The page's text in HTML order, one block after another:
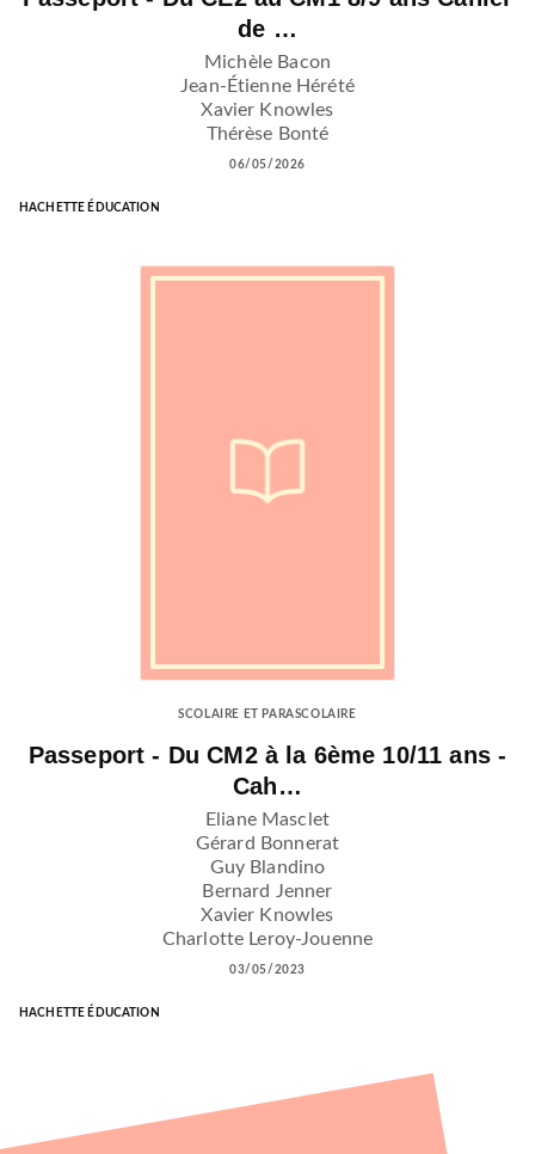
de …
Michèle Bacon
Jean-Étienne Hérété
Xavier Knowles
Thérèse Bonté
06/05/2026
HACHETTE ÉDUCATION
SCOLAIRE ET PARASCOLAIRE
Passeport - Du CM2 à la 6ème 10/11 ans -
Cah…
Eliane Masclet
Gérard Bonnerat
Guy Blandino
Bernard Jenner
Xavier Knowles
Charlotte Leroy-Jouenne
03/05/2023
HACHETTE ÉDUCATION